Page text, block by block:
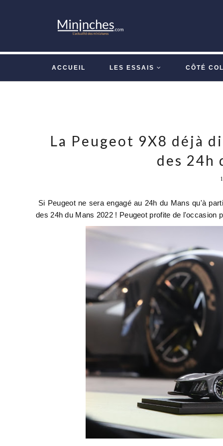
ACCUEIL LES ESSAIS CÔTÉ
La Peugeot 9X8 déjà
des 24h
Si Peugeot ne sera engagé au 24h du Mans qu'à
des 24h du Mans 2022 ! Peugeot profite de l'occasion